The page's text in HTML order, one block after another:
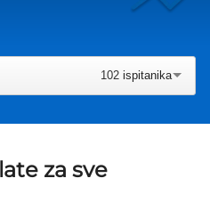
102 ispitanika
za sve